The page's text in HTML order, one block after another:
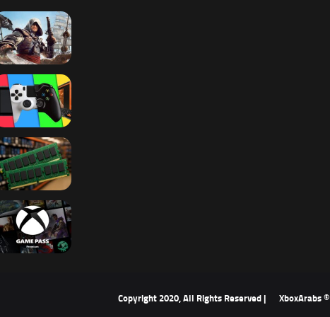
© Copyright 2020, All Rights Reserved |
XboxArabs